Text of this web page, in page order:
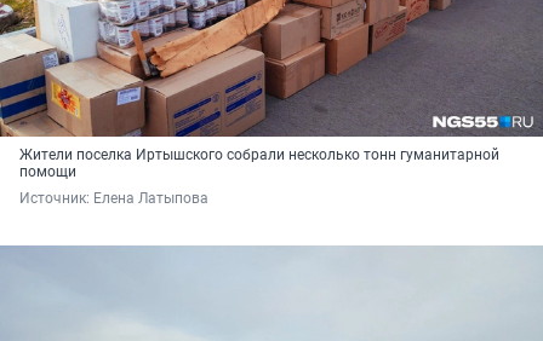
Жители поселка Иртышского собрали несколько тонн гуманитарной
помощи
Источник: Елена Латыпова